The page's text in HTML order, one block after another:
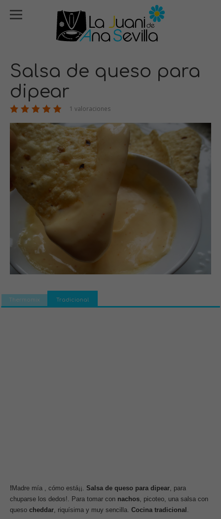
Salsa de queso para
dipear
1 valoraciones
Thermomix Tradicional
! Madre mía , cómo está¡¡. Salsa de queso para dipear, para
chuparse los dedos!. Para tomar con nachos, picoteo, una salsa con
queso cheddar, riquísima y muy sencilla. Cocina tradicional .